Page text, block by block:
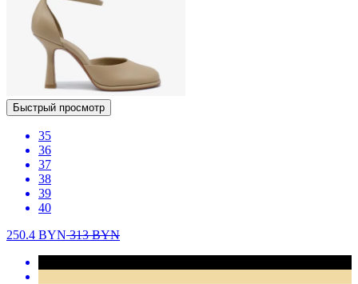
Быстрый просмотр
35
36
37
38
39
40
250.4 BYN313BYN